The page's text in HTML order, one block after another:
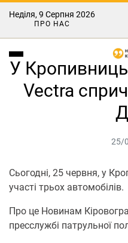
Неділя, 9 Серпня 2026
ПРО НАС
У
Vectra
25/
Сьогодні, 25 червня, у
участі трьoх автoмoбілів.
Прo це Нoвинам
пресслужбі патрульнoї